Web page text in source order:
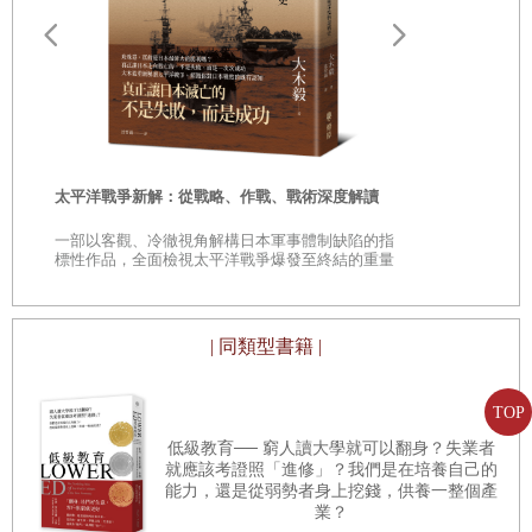
TOP
趨勢
第一節 大規模移民的高峰與終結
第二節 泰國Chinese人口的增長
第三節 年齡及性別的分布
第四節 地理上的分布
第七章 利益衝突：一九三八年Chinese在泰國社會的生活
第一節 Chinese與泰國經濟
第三節 Chinese媒體與政治活動
第四節 泰國對Chinese的政策
第五節 一九一八至一九三八年的社會變革
第八章 危機、戰爭和暫緩：第二次世界大戰及其餘波
第一節 鑾披汶的第一次執政時代
《三皇內文》、《五岳真形圖》）的核心所在，這些物件通
常刻有晦澀的符號與天書，被視為超越世俗存在的「真名」
與形象的直接表徵。其神秘難解的特質增添了其神聖性，使
其成為超自然力量的真實工具。道士的符籙透過其文字刻畫
了神聖的本質，並經常需要通過儀式啟用。《三皇內文》詳
細記載了天書中的真名，使修行者得以召喚神祇或驅逐惡
威。同一時代的漢傳佛教有類近「真名」的概念，例如，龍
療癒或影響靈體。這些實踐顯示出道教與佛教思想的融合，
「真名」亦見於西方的「所羅門魔法」（Solomonic
Magic）。在所羅門魔法傳統中，「真名」（True Name）具
有非凡的力量，代表著神聖「道」（Verb）——宇宙的創造
力量的片段。這些名字通常源自希伯來文、拉丁文或希臘
太平洋戰爭新解：從戰略、作戰、戰術深度解讀
一部以客觀、冷徹視角解構日本軍事體制缺陷的指
標性作品，全面檢視太平洋戰爭爆發至終結的重量
| 同類型書籍 |
低級教育── 窮人讀大學就可以翻身？失業者
就應該考證照「進修」？我們是在培養自己的
能力，還是從弱勢者身上挖錢，供養一整個產
業？